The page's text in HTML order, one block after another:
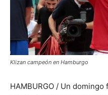
Klizan campeón en Hamburgo
HAMBURGO / Un